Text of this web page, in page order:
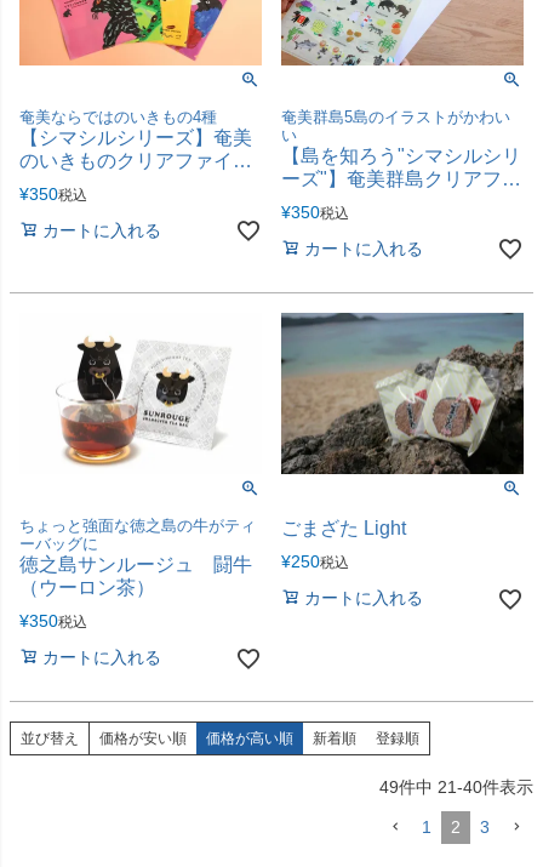
奄美ならではのいきもの4種
【シマシルシリーズ】奄美
のいきものクリアファイル
（アマミノクロウサギ／ア
マミイシカワガエル／ルリ
カケス／ハブ）
¥350税込
カートに入れる
奄美群島5島のイラストがかわい
い
【島を知ろう"シマシルシリ
ーズ"】奄美群島クリアファ
イル
¥350税込
カートに入れる
ちょっと強面な徳之島の牛がティ
ーバッグに
徳之島サンルージュ 闘牛
（ウーロン茶）
¥350税込
カートに入れる
ごまざた Light
¥250税込
カートに入れる
並び替え 価格が安い順 価格が高い順 新着順 登録順
49件中 21-40件表示
1 2 3